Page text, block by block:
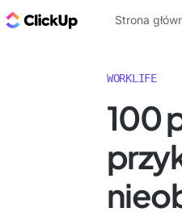
ClickUp Blog
Strona
WORKLIFE
100